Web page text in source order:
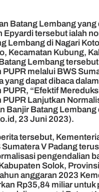
Batang Lembang yang
Epyardi tersebut ialah
Lembang di Nagari
Kecamatan Kubung,
Lembang
melalui BWS
yang dapat dibaca
“Efektif
Lanjutkan
Banjir Batang Lembang
23 Juni 2023).
tersebut,
V Padang
pengendalian
Solok,
anggaran 2023
Rp35,84 miliar untuk